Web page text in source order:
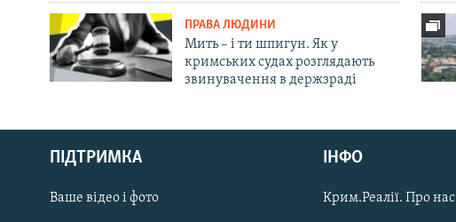
Русский
Qırımtatar
ДОЛУЧАЙСЯ!
ПРАВА ЛЮДИНИ
Мить – і ти шпигун. Як у
кримських судах розглядають
звинувачення в держзраді
ПІДТРИМКА
Ваше відео і фото
ІНФО
Крим.Реалії. Про нас